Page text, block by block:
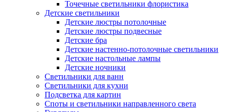
Точечные светильники флористика
Детские светильники
Детские люстры потолочные
Детские люстры подвесные
Детские бра
Детские настенно-потолочные светильники
Детские настольные лампы
Детские ночники
Светильники для ванн
Светильники для кухни
Подсветка для картин
Споты и светильники направленного света